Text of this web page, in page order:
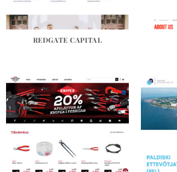
REDGATE CAPITAL